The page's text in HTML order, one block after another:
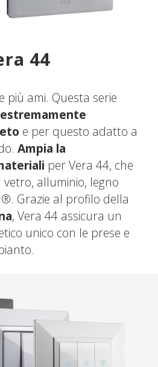
44
più ami. Questa serie
e per questo adatto a
Ampia la
per Vera 44, che
vetro, alluminio, legno
Grazie al profilo della
, Vera 44 assicura un
unico con le prese e